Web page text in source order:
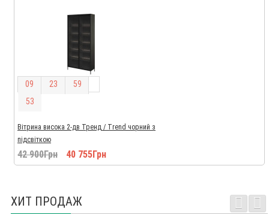
09 23 59
52
Вітрина висока 2-дв Тренд / Trend чорний з
підсвіткою
42 900Грн 40 755Грн
ХИТ ПРОДАЖ